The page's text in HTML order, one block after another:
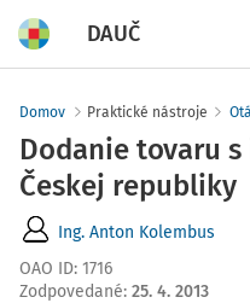
DAUČ
Domov Praktické nástroje
Dodanie tovaru
Českej republiky
Ing. Anton Kolembus
OAO ID: 1716
Zodpovedané: 25. 4. 2013